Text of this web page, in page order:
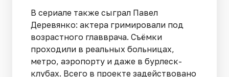
В сериале также сыграл Павел
Деревянко: актера гримировали под
возрастного главврача. Съёмки
проходили в реальных больницах,
метро, аэропорту и даже в бурлеск-
клубах. Всего в проекте задействовано